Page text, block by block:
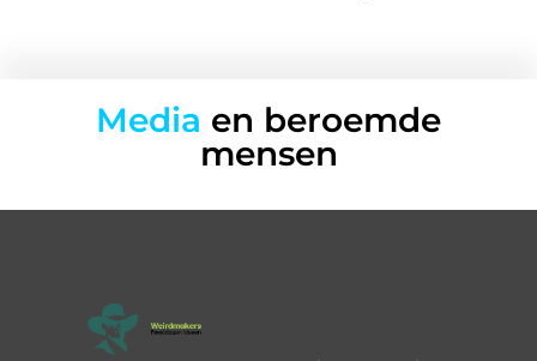
Media en beroemde
mensen